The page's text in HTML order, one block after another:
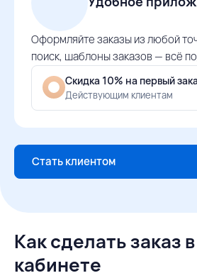
Оформляйте заказы из любой
поиск, шаблоны заказов — всё
Скидка 10% на первый
Действующим клиентам
Стать клиентом
Как сделать заказ
кабинете